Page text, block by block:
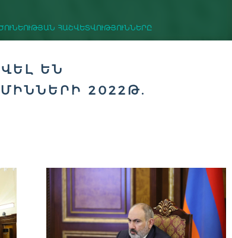
ՀԱՇՎԵՏՎՈՒԹՅՈՒՆՆԵՐԸ
ԵՆ
2022Թ.